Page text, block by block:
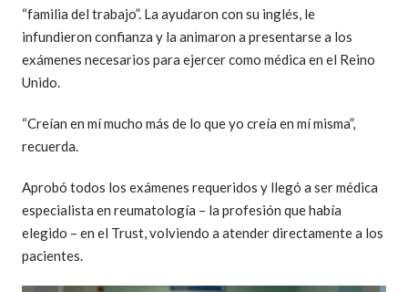
“familia del trabajo”. La ayudaron con su inglés, le
infundieron confianza y la animaron a presentarse a los
exámenes necesarios para ejercer como médica en el Reino
Unido.
“Creían en mí mucho más de lo que yo creía en mí misma”,
recuerda.
Aprobó todos los exámenes requeridos y llegó a ser médica
especialista en reumatología – la profesión que había
elegido – en el Trust, volviendo a atender directamente a los
pacientes.